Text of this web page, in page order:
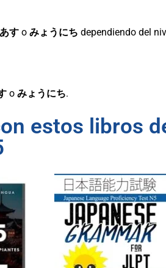
あす o みょうにち dependiendo del
o みょうにち.
estos libros